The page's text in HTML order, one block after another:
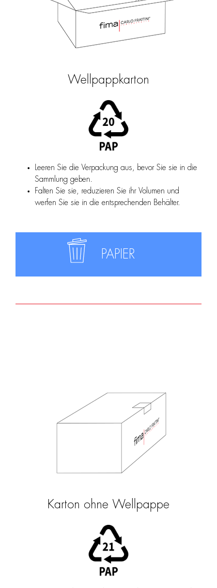
Wellpappkarton
Leeren Sie die Verpackung aus, bevor Sie sie in die
Sammlung geben.
Falten Sie sie, reduzieren Sie ihr Volumen und
werfen Sie sie in die entsprechenden Behälter.
PAPIER
Karton ohne Wellpappe